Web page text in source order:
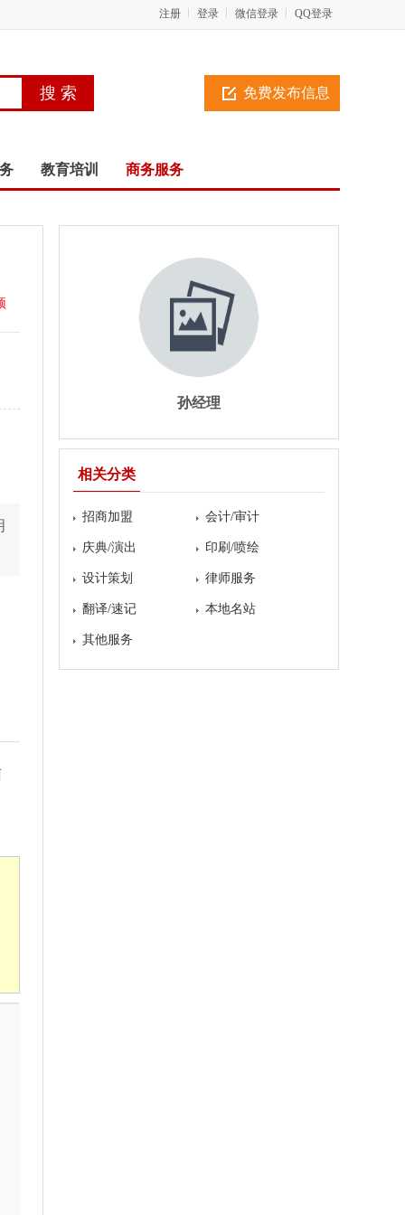
QQ登录
微信登录
登录
注册
免费发布信息
教育培训 商务服务
孙经理
相关分类
招商加盟 会计/审计
庆典/演出 印刷/喷绘
设计策划 律师服务
翻译/速记 本地名站
其他服务